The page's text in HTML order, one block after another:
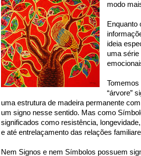
modo
Enquanto
ideia
uma
Tomemos
“árvore”
uma estrutura de madeira permanente
um signo nesse sentido. Mas como
significados como resistência,
e até entrelaçamento das relações
Nem Signos e nem Símbolos possuem